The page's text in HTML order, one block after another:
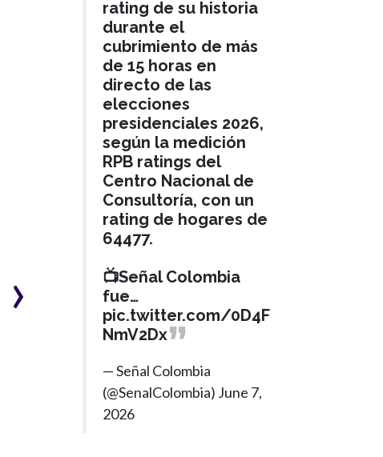
INTERNACIONAL
Según reporte de
misil balístico
intercontinental
primera vez
›
rating de su historia
durante el
cubrimiento de más
de 15 horas en
directo de las
elecciones
presidenciales 2026,
según la medición
RPB ratings del
Centro Nacional de
Consultoría, con un
rating de hogares de
64477.
📺Señal Colombia
fue…
pic.twitter.com/0D4F
NmV2Dx
— Señal Colombia
(@SenalColombia) June 7,
2026